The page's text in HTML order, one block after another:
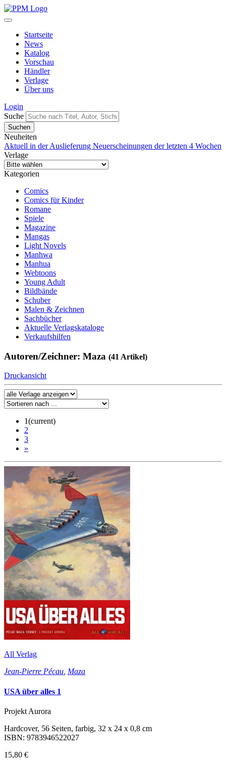
Startseite
News
Katalog
Vorschau
Händler
Verlage
Über uns
Login
Suche
Neuheiten
Aktuell in der Auslieferung Neuerscheinungen der letzten 4 Wochen
Verlage
Kategorien
Comics
Comics für Kinder
Romane
Spiele
Magazine
Mangas
Light Novels
Manhwa
Manhua
Webtoons
Young Adult
Bildbände
Schuber
Malen & Zeichnen
Sachbücher
Aktuelle Verlagskataloge
Verkaufshilfen
Autoren/Zeichner: Maza (41 Artikel)
Druckansicht
1(current)
2
3
»
All Verlag
Jean-Pierre Pécau, Maza
USA über alles 1
Projekt Aurora
Hardcover, 56 Seiten, farbig, 32 x 24 x 0,8 cm
ISBN: 9783946522027
15,80 €